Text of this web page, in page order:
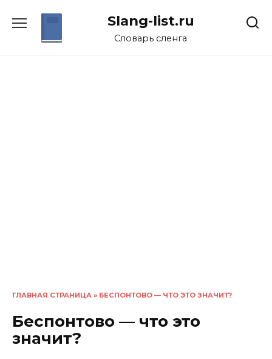
Slang-list.ru
Словарь сленга
ГЛАВНАЯ СТРАНИЦА » БЕСПОНТОВО — ЧТО ЭТО ЗНАЧИТ?
Беспонтово — что это
значит?